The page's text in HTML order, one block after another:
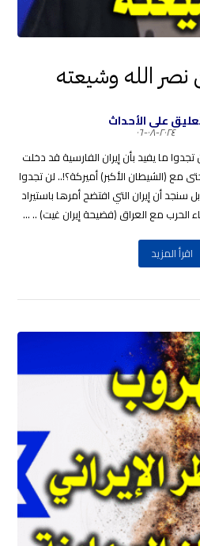
الله وشيعته
على الأحداث
٢٠٢٤-٠٨-٠٦
ما يفيد بأن إيران الفارسية قد دخلت
مع (الشيطان الأكبر) أميركة؟!.. لن تجدوا
سنجد أن إيران التي افتضح أمرها باستيراد
الحرب مع العراق (فضيحة إيران غيت) .. ...
اقرأ المزيد